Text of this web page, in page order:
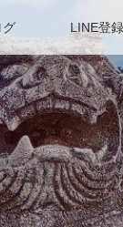
LINE登録